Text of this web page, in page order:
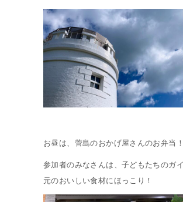
お昼は、菅島のおかげ屋さんのお弁当！
参加者のみなさんは、子どもたちのガ
元のおいしい食材にほっこり！